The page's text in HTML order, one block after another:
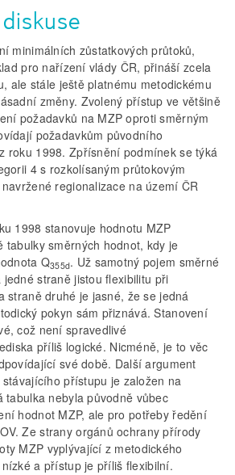
minimálních zůstatkových průtoků,
pro nařízení vlády ČR, přináší zcela
ale stále ještě platnému metodickému
změny. Zvolený přístup ve většině
požadavků na MZP oproti směrným
požadavkům původního
roku 1998. Zpřísnění podmínek se týká
4 s rozkolísaným průtokovým
regionalizace na území ČR
1998 stanovuje hodnotu MZP
tabulky směrných hodnot, kdy je
Q355d. Už samotný pojem směrné
straně jistou flexibilitu při
straně druhé je jasné, že se jedná
pokyn sám přiznává. Stanovení
což není spravedlivé
příliš logické. Nicméně, je to věc
své době. Další argument
přístupu je založen na
tabulka nebyla původně vůbec
hodnot MZP, ale pro potřeby ředění
Ze strany orgánů ochrany přírody
MZP vyplývající z metodického
a přístup je příliš flexibilní.